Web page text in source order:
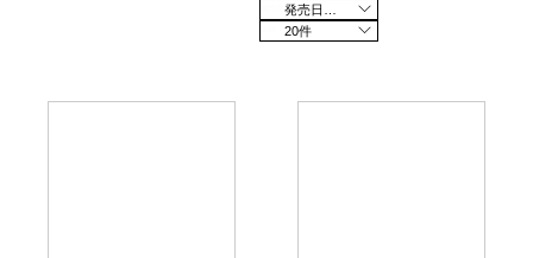
20件